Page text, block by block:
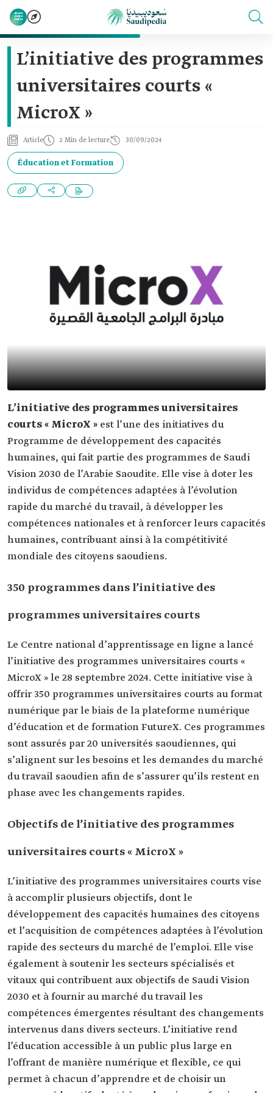
L’initiative des programmes
universitaires courts «
MicroX »
Article 2 Min de lecture 30/09/2024
Éducation et Formation
L’initiative des programmes universitaires
courts « MicroX » est l’une des initiatives du
Programme de développement des capacités
humaines, qui fait partie des programmes de Saudi
Vision 2030‏ de l’Arabie Saoudite. Elle vise à doter les
individus de compétences adaptées à l’évolution
rapide du marché du travail, à développer les
compétences nationales et à renforcer leurs capacités
humaines, contribuant ainsi à la compétitivité
mondiale des citoyens saoudiens.
350 programmes dans l’initiative des
programmes universitaires courts
Le Centre national d’apprentissage en ligne a lancé
l’initiative des programmes universitaires courts «
MicroX » le 28 septembre 2024. Cette initiative vise à
offrir 350 programmes universitaires courts au format
numérique par le biais de la plateforme numérique
d’éducation et de formation FutureX. Ces programmes
sont assurés par 20 universités saoudiennes, qui
s’alignent sur les besoins et les demandes du marché
du travail saoudien afin de s’assurer qu’ils restent en
phase avec les changements rapides.
Objectifs de l’initiative des programmes
universitaires courts « MicroX »
L’initiative des programmes universitaires courts vise
à accomplir plusieurs objectifs, dont le
développement des capacités humaines des citoyens
et l’acquisition de compétences adaptées à l’évolution
rapide des secteurs du marché de l’emploi. Elle vise
également à soutenir les secteurs spécialisés et
vitaux qui contribuent aux objectifs de Saudi Vision
2030 et à fournir au marché du travail les
compétences émergentes résultant des changements
intervenus dans divers secteurs. L’initiative rend
l’éducation accessible à un public plus large en
l’offrant de manière numérique et flexible, ce qui
permet à chacun d’apprendre et de choisir un